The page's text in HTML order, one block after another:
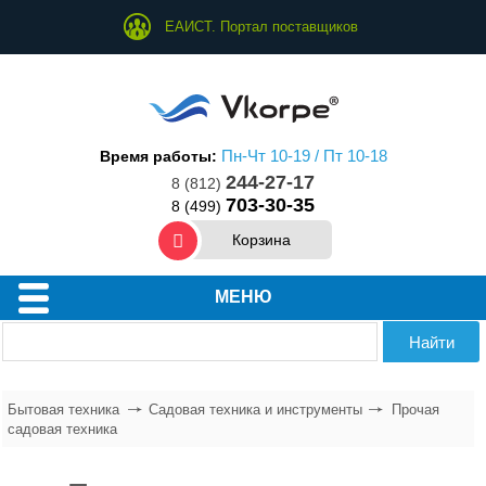
ЕАИСТ. Портал поставщиков
Время работы: Пн-Чт 10-19 / Пт 10-18
8 (812) 244-27-17
8 (499) 703-30-35
Корзина
МЕНЮ
Бытовая техника Садовая техника и инструменты
Прочая
садовая техника
Техника для дома